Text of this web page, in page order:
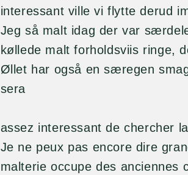
interessant ville vi flytte derud
Jeg så malt idag der var
køllede malt forholdsviis ringe,
Øllet har også en særegen
sera
assez interessant de chercher
Je ne peux pas encore dire
malterie occupe des anciennes